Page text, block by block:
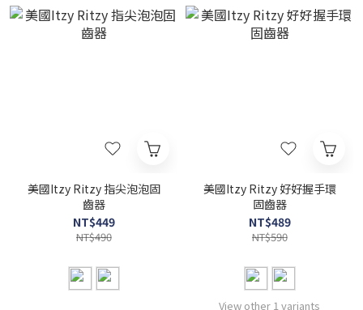
美國Itzy Ritzy 指尖泡泡固
齒器
NT$449
NT$490
美國Itzy Ritzy 好好握手環
固齒器
NT$489
NT$590
View other 1 variants